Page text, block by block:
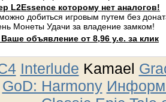
L2Essence которому нет аналогов!
добиться игровым путем без
Монеты Удачи за владение замком!
объявление от 8,96 у.е. за клик
Interlude Kamael
GoD: Harmony